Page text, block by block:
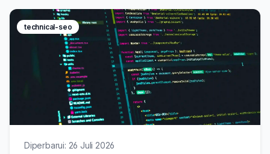
technical-seo
Diperbarui: 26 Juli 2026